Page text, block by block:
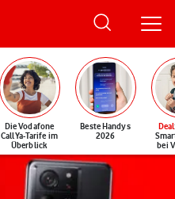
Die Vodafone
CallYa-Tarife im
Überblick
Beste Handys
2026
Deal
bei